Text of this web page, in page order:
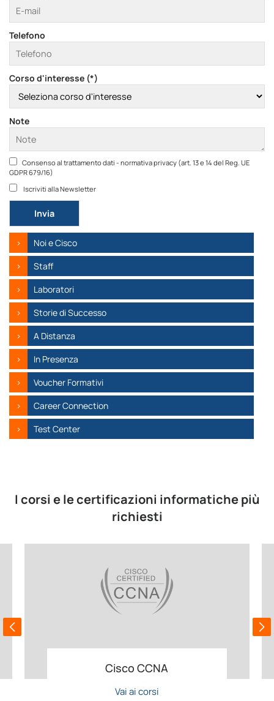
Telefono
Corso d'interesse (*)
Note
Consenso al trattamento dati - normativa privacy (art. 13 e 14 del Reg. UE
GDPR 679/16)
Iscriviti alla Newsletter
Si prega di lasciare vuoto questo campo.
Noi e Cisco
Staff
Laboratori
Storie di Successo
A Distanza
In Presenza
Voucher Formativi
Career Connection
Test Center
I corsi e le certificazioni informatiche più
richiesti
Cisco CCNA
Vai ai corsi